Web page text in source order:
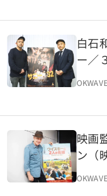
白石
ー／
イ
映画
ン（
花嫁
｜